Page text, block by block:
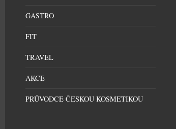
GASTRO
FIT
TRAVEL
AKCE
PRŮVODCE ČESKOU KOSMETIKOU